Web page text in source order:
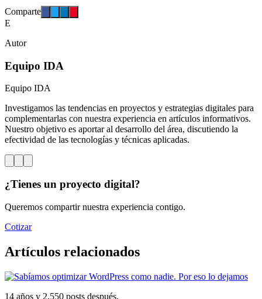
Comparte
E
Autor
Equipo IDA
Equipo IDA
Investigamos las tendencias en proyectos y estrategias digitales para
complementarlas con nuestra experiencia en artículos informativos.
Nuestro objetivo es aportar al desarrollo del área, discutiendo la
efectividad de las tecnologías y técnicas aplicadas.
¿Tienes un proyecto digital?
Queremos compartir nuestra experiencia contigo.
Cotizar
Artículos relacionados
14 años y 2.550 posts después.